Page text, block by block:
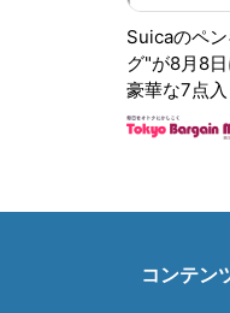
Suicaのペ
グ"が8月8
豪華な7点入
コンテン